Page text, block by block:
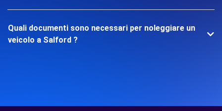
Quali documenti sono necessari per noleggiare un
veicolo a Salford ?